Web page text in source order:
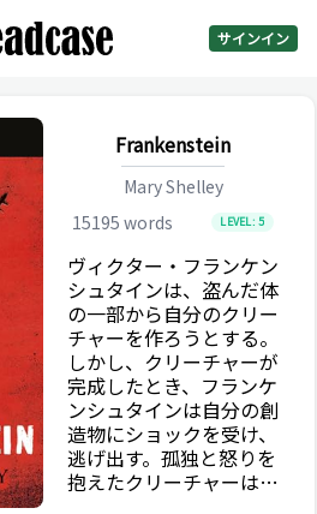
サインイン
Frankenstein
Mary Shelley
15195 words LEVEL:5
ヴィクター・フランケン
シュタインは、盗んだ体
の一部から自分のクリー
チャーを作ろうとする。
しかし、クリーチャーが
完成したとき、フランケ
ンシュタインは自分の創
造物にショックを受け、
逃げ出す。孤独と怒りを
抱えたクリーチャーは、